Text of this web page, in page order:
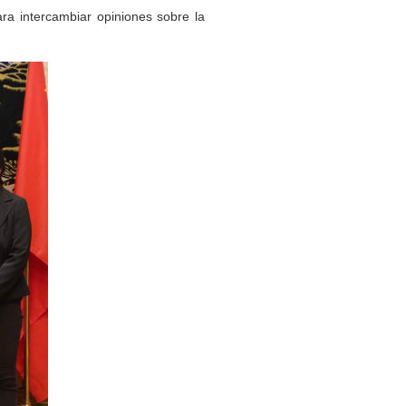
intercambiar opiniones sobre la